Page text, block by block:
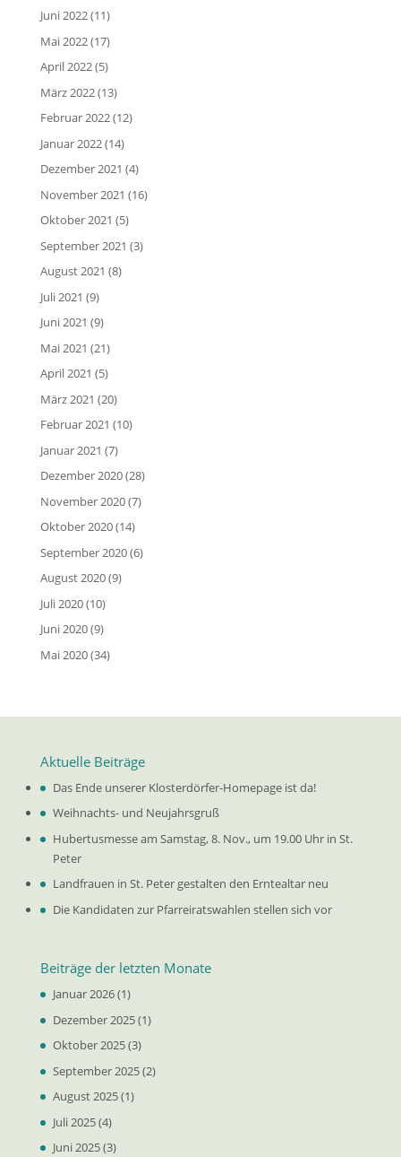
Juni 2022(11)
Mai 2022(17)
April 2022(5)
März 2022(13)
Februar 2022(12)
Januar 2022(14)
Dezember 2021 (4)
November 2021 (16)
Oktober 2021 (5)
September 2021 (3)
August 2021 (8)
Juli 2021 (9)
Juni 2021 (9)
Mai 2021 (21)
April 2021 (5)
März 2021 (20)
Februar 2021 (10)
Januar 2021 (7)
Dezember 2020(28)
November 2020(7)
Oktober 2020(14)
September 2020(6)
August 2020(9)
Juli 2020(10)
Juni 2020(9)
Mai 2020(34)
Aktuelle Beiträge
Das Ende unserer Klosterdörfer-Homepage ist da!
Weihnachts- und Neujahrsgruß
Hubertusmesse am Samstag, 8. Nov., um 19.00 Uhr in St.
Peter
Landfrauen in St. Peter gestalten den Erntealtar neu
Die Kandidaten zur Pfarreiratswahlen stellen sich vor
Beiträge der letzten Monate
Januar 2026(1)
Dezember 2025(1)
Oktober 2025(3)
September 2025(2)
August 2025(1)
Juli 2025(4)
Juni 2025(3)